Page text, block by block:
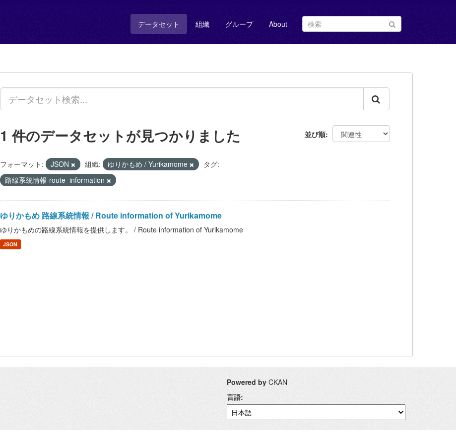
データセット 組織 グループ About
並び順
1 件のデータセットが見つかりました
フォーマット: JSON 組織: ゆりかもめ / Yurikamome
タグ:
路線系統情報-route_information
ゆりかもめ 路線系統情報 / Route information of Yurikamome
ゆりかもめの路線系統情報を提供します。 / Route information of Yurikamome
JSON
Powered by CKAN
言語